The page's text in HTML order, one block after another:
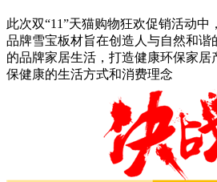
此次双“11”天猫购物狂欢促销活动中
品牌雪宝板材旨在创造人与自然和谐
的品牌家居生活，打造健康环保家
保健康的生活方式和消费理念